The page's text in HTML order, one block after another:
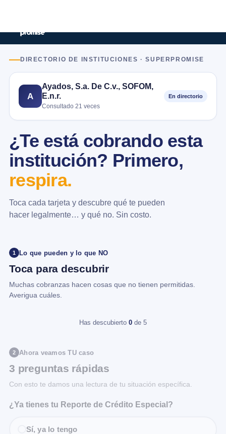
DIRECTORIO DE INSTITUCIONES · SUPERPROMISE
A
Ayados, S.a. De C.v., SOFOM,
E.n.r.
Consultado 21 veces
En directorio
¿Te está cobrando esta
institución? Primero,
respira.
Toca cada tarjeta y descubre qué te pueden
hacer legalmente… y qué no. Sin costo.
1 Lo que pueden y lo que NO
Toca para descubrir
Muchas cobranzas hacen cosas que no tienen permitidas.
Averigua cuáles.
Has descubierto 0 de 5
2 Ahora veamos TU caso
3 preguntas rápidas
Con esto te damos una lectura de tu situación específica.
¿Ya tienes tu Reporte de Crédito Especial?
Sí, ya lo tengo